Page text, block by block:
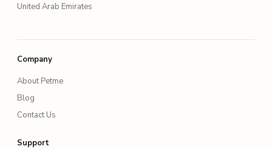
United Arab Emirates
Company
About Petme
Blog
Contact Us
Support